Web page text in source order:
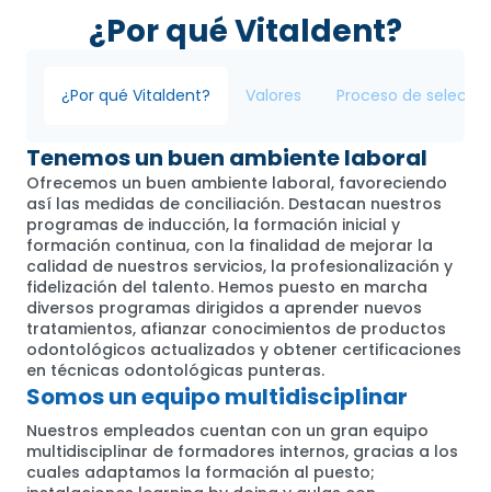
¿Por qué Vitaldent?
¿Por qué Vitaldent? Valores Proceso de
Tenemos un buen ambiente laboral
Ofrecemos un buen ambiente laboral, favoreciendo
así las medidas de conciliación. Destacan nuestros
programas de inducción, la formación inicial y
formación continua, con la finalidad de mejorar la
calidad de nuestros servicios, la profesionalización y
fidelización del talento. Hemos puesto en marcha
diversos programas dirigidos a aprender nuevos
tratamientos, afianzar conocimientos de productos
odontológicos actualizados y obtener certificaciones
en técnicas odontológicas punteras.
Somos un equipo multidisciplinar
Nuestros empleados cuentan con un gran equipo
multidisciplinar de formadores internos, gracias a los
cuales adaptamos la formación al puesto;